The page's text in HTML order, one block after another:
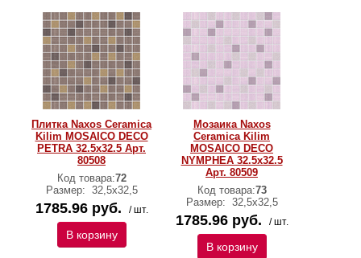
Плитка Naxos Ceramica
Kilim MOSAICO DECO
PETRA 32.5x32.5 Арт.
80508
Код товара:72
Размер: 32,5х32,5
1785.96 руб. / шт.
В корзину
Мозаика Naxos
Ceramica Kilim
MOSAICO DECO
NYMPHEA 32.5x32.5
Арт. 80509
Код товара:73
Размер: 32,5х32,5
1785.96 руб. / шт.
В корзину